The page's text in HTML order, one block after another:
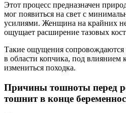
Этот процесс предназначен
мог появиться на свет с
усилиями. Женщина на крайних
ощущает расширение тазовых
Такие ощущения сопровождаются
в области копчика, под влиянием
измениться походка.
Причины тошноты перед
тошнит в конце